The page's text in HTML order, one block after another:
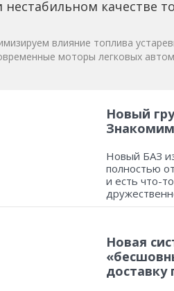
нестабильном качестве
влияние топлива
моторы легковых
Новый
Новый БАЗ
полностью
и есть что-
Новая
доставку